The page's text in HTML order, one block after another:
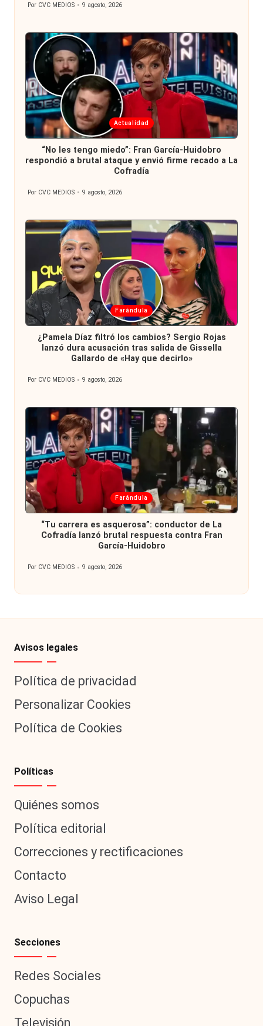
Publicado
Por CVC MEDIOS 9 agosto, 2026
Publicada
en
Actualidad
“No les tengo miedo”: Fran García-Huidobro
respondió a brutal ataque y envió firme recado a La
Cofradía
Publicado
Por CVC MEDIOS 9 agosto, 2026
Publicada
en
Farándula
¿Pamela Díaz filtró los cambios? Sergio Rojas
lanzó dura acusación tras salida de Gissella
Gallardo de «Hay que decirlo»
Publicado
Por CVC MEDIOS 9 agosto, 2026
Publicada
en
Farándula
“Tu carrera es asquerosa”: conductor de La
Cofradía lanzó brutal respuesta contra Fran
García-Huidobro
Publicado
Por CVC MEDIOS 9 agosto, 2026
Avisos legales
Política de privacidad
Personalizar Cookies
Política de Cookies
Políticas
Quiénes somos
Política editorial
Correcciones y rectificaciones
Contacto
Aviso Legal
Secciones
Redes Sociales
Copuchas
Televisión